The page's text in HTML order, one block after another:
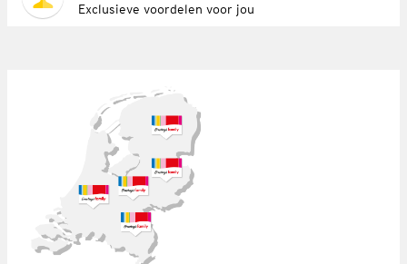
Exclusieve voordelen voor jou